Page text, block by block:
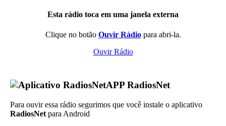
Esta rádio toca em uma janela externa
Clique no botão Ouvir Rádiopara abri-la.
Ouvir Rádio
APP RadiosNet
Para ouvir essa rádio segurimos que você instale o aplicativo
RadiosNet para Android